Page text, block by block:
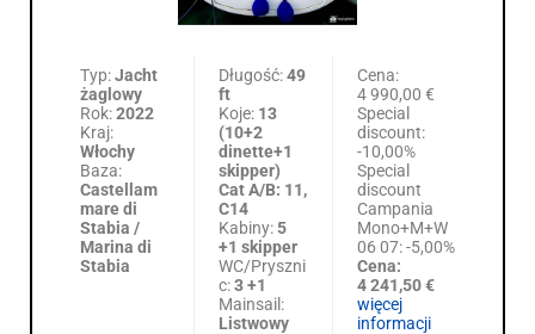
Typ:Jacht
żaglowy
Rok:2022
Kraj:
Włochy
Baza:
Castellam
mare di
Stabia /
Marina di
Stabia
Długość:49
ft
Koje: 13
(10+2
dinette+1
skipper)
Cat A/B: 11,
C14
Kabiny:5
+1 skipper
WC/Pryszni
c:3 +1
Mainsail:
Listwowy
Cena:
4 990,00 €
Special
discount:
-10,00%
Special
discount
Campania
Mono+M+W
06 07: -5,00%
Cena:
4 241,50 €
więcej
informacji